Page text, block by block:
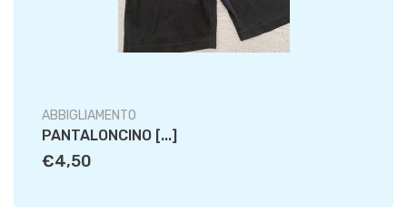
ABBIGLIAMENTO
PANTALONCINO [...]
€4,50